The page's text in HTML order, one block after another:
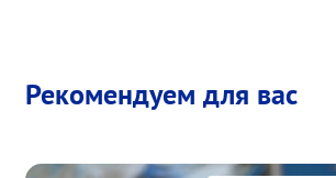
Рекомендуем для вас